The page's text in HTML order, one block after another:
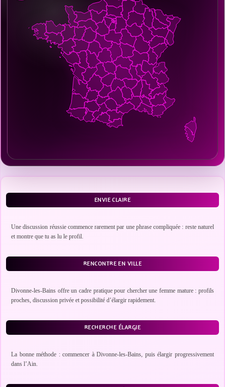
ENVIE CLAIRE
Une discussion réussie commence rarement par une phrase compliquée : reste naturel
et montre que tu as lu le profil.
RENCONTRE EN VILLE
Divonne-les-Bains offre un cadre pratique pour chercher une femme mature : profils
proches, discussion privée et possibilité d’élargir rapidement.
RECHERCHE ÉLARGIE
La bonne méthode : commencer à Divonne-les-Bains, puis élargir progressivement
dans l’Ain.